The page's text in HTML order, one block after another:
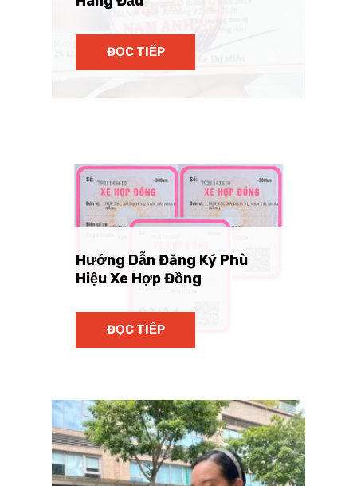
ĐỌC TIẾP
Hướng Dẫn Đăng Ký Phù
Hiệu Xe Hợp Đồng
ĐỌC TIẾP